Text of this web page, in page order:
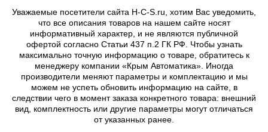
Уважаемые посетители сайта H-C-S.ru, хотим Вас уведомить,
что все описания товаров на нашем сайте носят
информативный характер, и не являются публичной
офертой согласно Статьи 437 п.2 ГК РФ. Чтобы узнать
максимально точную информацию о товаре, обратитесь к
менеджеру компании «Крым Автоматика». Иногда
производители меняют параметры и комплектацию и мы
можем не успеть обновить информацию на сайте, в
следствии чего в момент заказа конкретного товара: внешний
вид, комплектность или другие параметры могут отличаться
от указанных ранее.